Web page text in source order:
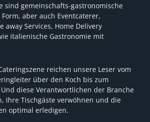
sind gemeinschafts-gastronomische
aber auch Eventcaterer,
away Services, Home Delivery
italienische Gastronomie mit
reichen unsere Leser vom
über den Koch bis zum
diese Verantwortlichen der Branche
Ihre Tischgäste verwöhnen und die
optimal erledigen.